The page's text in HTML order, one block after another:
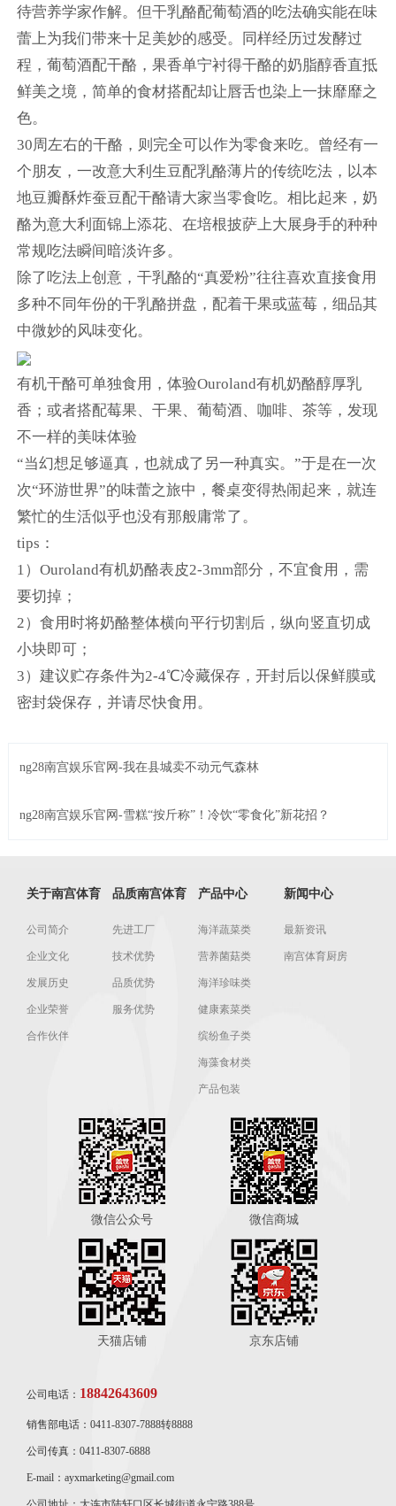
待营养学家作解。但干乳酪配葡萄酒的吃法确实能在味
蕾上为我们带来十足美妙的感受。同样经历过发酵过
程，葡萄酒配干酪，果香单宁衬得干酪的奶脂醇香直抵
鲜美之境，简单的食材搭配却让唇舌也染上一抹靡靡之
色。
30周左右的干酪，则完全可以作为零食来吃。曾经有一
个朋友，一改意大利生豆配乳酪薄片的传统吃法，以本
地豆瓣酥炸蚕豆配干酪请大家当零食吃。相比起来，奶
酪为意大利面锦上添花、在培根披萨上大展身手的种种
常规吃法瞬间暗淡许多。
除了吃法上创意，干乳酪的“真爱粉”往往喜欢直接食用
多种不同年份的干乳酪拼盘，配着干果或蓝莓，细品其
中微妙的风味变化。
有机干酪可单独食用，体验Ouroland有机奶酪醇厚乳
香；或者搭配莓果、干果、葡萄酒、咖啡、茶等，发现
不一样的美味体验
“当幻想足够逼真，也就成了另一种真实。”于是在一次
次“环游世界”的味蕾之旅中，餐桌变得热闹起来，就连
繁忙的生活似乎也没有那般庸常了。
tips：
1）Ouroland有机奶酪表皮2-3mm部分，不宜食用，需
要切掉；
2）食用时将奶酪整体横向平行切割后，纵向竖直切成
小块即可；
3）建议贮存条件为2-4℃冷藏保存，开封后以保鲜膜或
密封袋保存，并请尽快食用。
ng28南宫娱乐官网-我在县城卖不动元气森林
ng28南宫娱乐官网-雪糕“按斤称”！冷饮“零食化”新花招？
关于南宫体育
公司简介
企业文化
发展历史
企业荣誉
合作伙伴
品质南宫体育
先进工厂
技术优势
品质优势
服务优势
产品中心
海洋蔬菜类
营养菌菇类
海洋珍味类
健康素菜类
缤纷鱼子类
海藻食材类
产品包装
新闻中心
最新资讯
南宫体育厨房
微信公众号 微信商城
天猫店铺 京东店铺
公司电话： 18842643609
销售部电话：0411-8307-7888转8888
公司传真：0411-8307-6888
E-mail：ayxmarketing@gmail.com